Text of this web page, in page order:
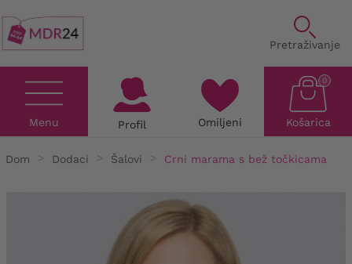
Pretraživanje
Menu Profil Omiljeni Košarica
0
Dom Dodaci Šalovi Crni marama s bež točkicama